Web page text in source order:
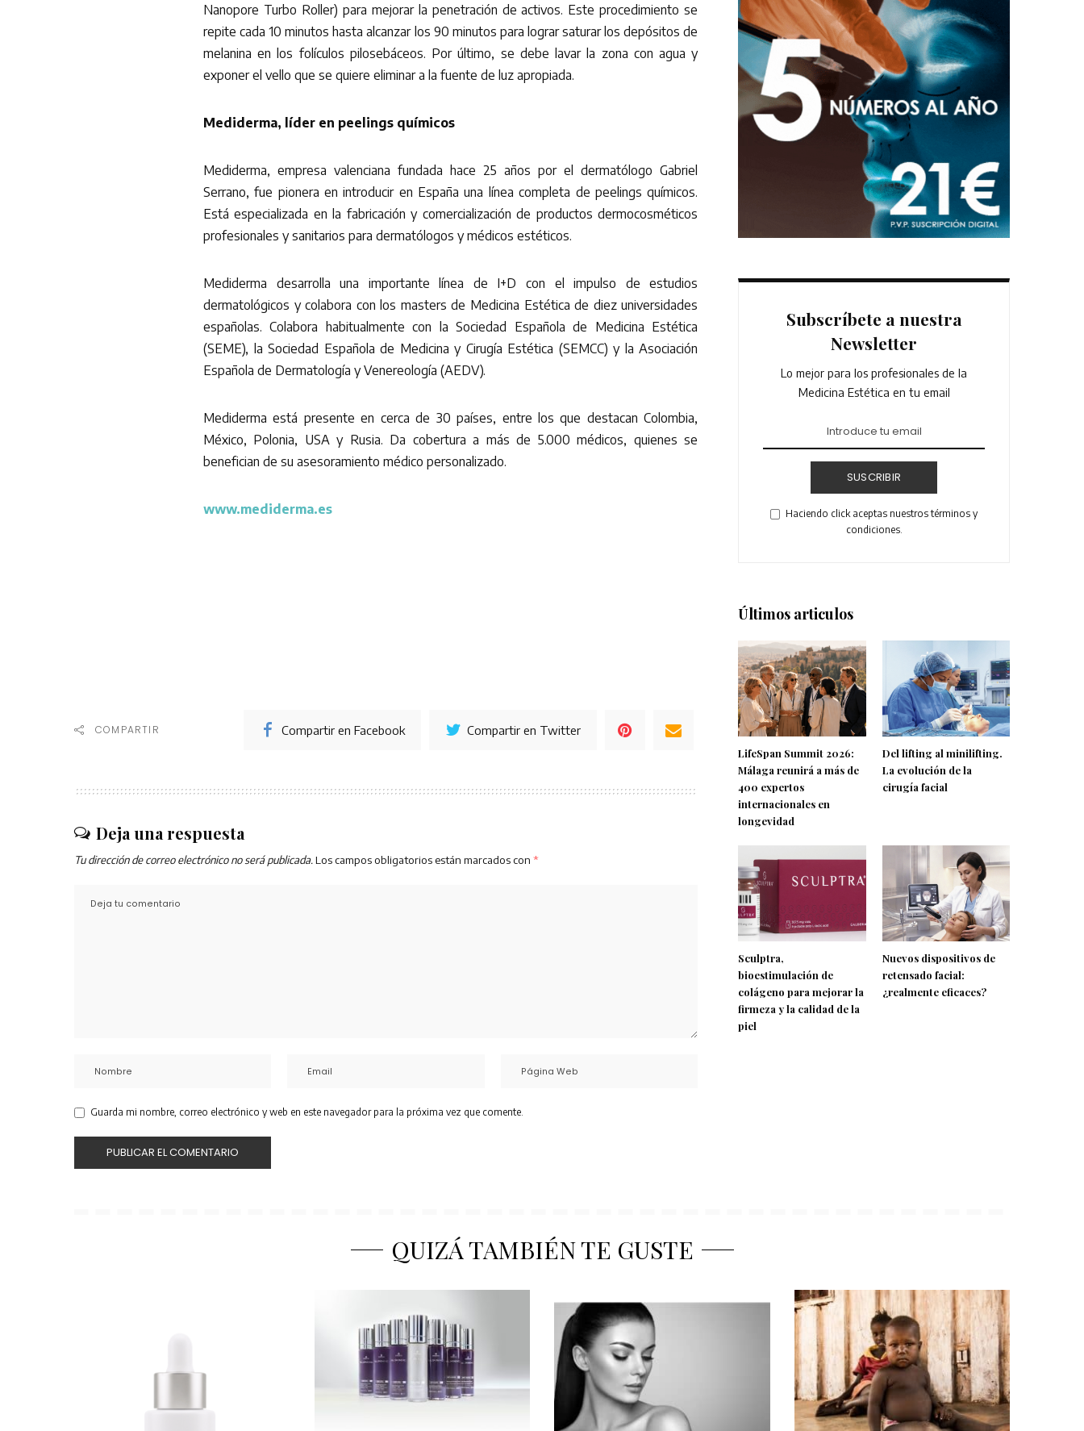
Nanopore Turbo Roller) para mejorar la penetración de activos. Este procedimiento se
repite cada 10 minutos hasta alcanzar los 90 minutos para lograr saturar los depósitos de
melanina en los folículos pilosebáceos. Por último, se debe lavar la zona con agua y
exponer el vello que se quiere eliminar a la fuente de luz apropiada.
Mediderma, líder en peelings químicos
Mediderma, empresa valenciana fundada hace 25 años por el dermatólogo Gabriel
Serrano, fue pionera en introducir en España una línea completa de peelings químicos.
Está especializada en la fabricación y comercialización de productos dermocosméticos
profesionales y sanitarios para dermatólogos y médicos estéticos.
Mediderma desarrolla una importante línea de I+D con el impulso de estudios
dermatológicos y colabora con los masters de Medicina Estética de diez universidades
españolas. Colabora habitualmente con la Sociedad Española de Medicina Estética
(SEME), la Sociedad Española de Medicina y Cirugía Estética (SEMCC) y la Asociación
Española de Dermatología y Venereología (AEDV).
Mediderma está presente en cerca de 30 países, entre los que destacan Colombia,
México, Polonia, USA y Rusia. Da cobertura a más de 5.000 médicos, quienes se
benefician de su asesoramiento médico personalizado.
www.mediderma.es
COMPARTIR Compartir en Facebook Compartir en Twitter
Deja una respuesta
Tu dirección de correo electrónico no será publicada. Los campos obligatorios están marcados con *
Guarda mi nombre, correo electrónico y web en este navegador para la próxima vez que comente.
Subscríbete a nuestra
Newsletter
Lo mejor para los profesionales de la
Medicina Estética en tu email
SUSCRIBIR
Haciendo click aceptas nuestros términos y
condiciones.
Últimos articulos
LifeSpan Summit 2026:
Málaga reunirá a más de
400 expertos
internacionales en
longevidad
Del lifting al minilifting.
La evolución de la
cirugía facial
Sculptra,
bioestimulación de
colágeno para mejorar la
firmeza y la calidad de la
piel
Nuevos dispositivos de
retensado facial:
¿realmente eficaces?
QUIZÁ TAMBIÉN TE GUSTE